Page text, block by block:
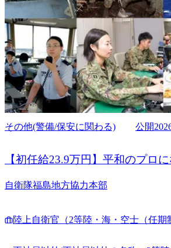
その他(警備/保安に関わる) 公開
【初任給23.9万円】平和のプロ
自衛隊福島地方協力本部
陸上自衛官（2等陸・海・空士（任期